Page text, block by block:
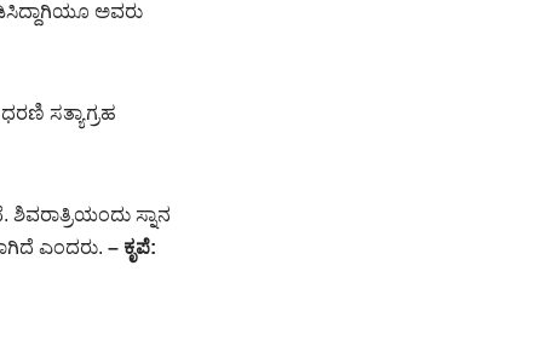
ಅವರು
ಸತ್ಯಾಗ್ರಹ
ಸ್ನಾನ
ಎಂದರು. – ಕೃಪೆ: